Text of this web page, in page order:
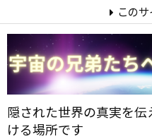
隠された世界の真実を
ける場所です
この